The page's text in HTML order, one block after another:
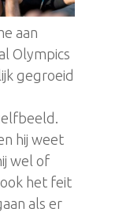
aan
Olympics
gegroeid
hij weet
wel of
het feit
als er